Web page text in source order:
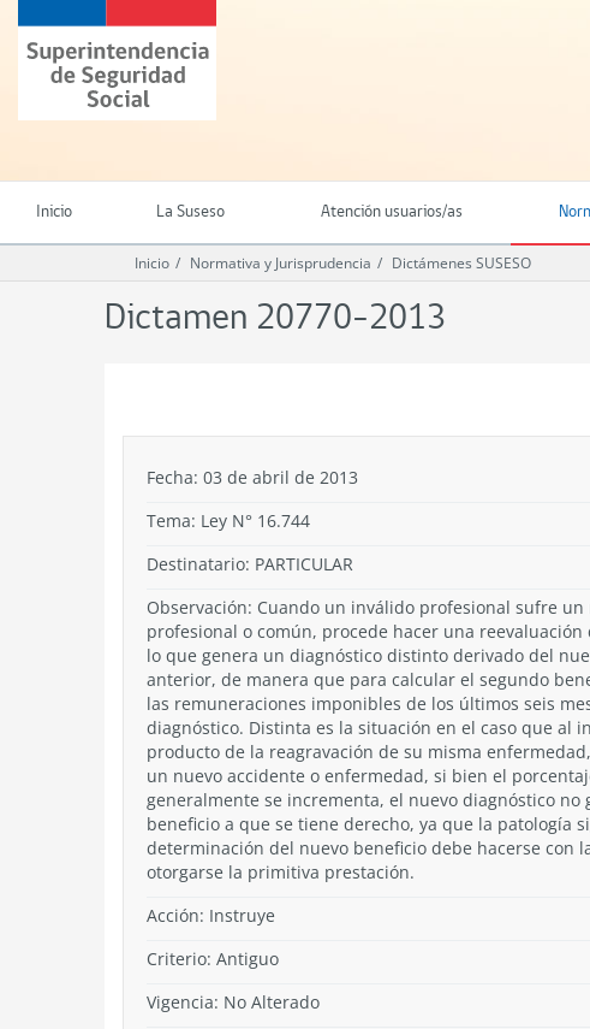
contenido
principal
Superintendencia
de
Seguridad
(SUSESO)
Chile
Inicio La Suseso Atención usuarios/as
Inicio Normativa y Jurisprudencia Dictámenes SUSESO
Dictamen 20770-2013
Fecha: 03 de abril de 2013
Tema: Ley N° 16.744
Destinatario: PARTICULAR
Observación: Cuando un inválido profesional sufre
profesional o común, procede hacer una
lo que genera un diagnóstico distinto derivado del
anterior, de manera que para calcular el segundo
las remuneraciones imponibles de los últimos seis
diagnóstico. Distinta es la situación en el caso que al
producto de la reagravación de su misma
un nuevo accidente o enfermedad, si bien el
generalmente se incrementa, el nuevo diagnóstico
beneficio a que se tiene derecho, ya que la patología
determinación del nuevo beneficio debe hacerse con
otorgarse la primitiva prestación.
Acción: Instruye
Criterio: Antiguo
Vigencia: No Alterado